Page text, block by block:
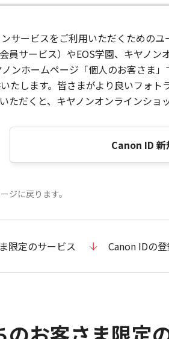
サービスをご利用いただくための
員サービス）やEOS学園、キヤノ
ンホームページ「個人のお客さま
たします。皆さまがより良いフォ
ただくと、キヤノンオンラインショ
Canon ID 新
ジに戻ります。
限定のサービス Canon IDの